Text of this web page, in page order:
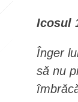
Icosul
Înger
să nu